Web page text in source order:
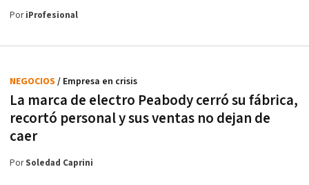
PoriProfesional
La marca de electro Peabody cerró su fábrica,
recortó personal y sus ventas no dejan de
caer
NEGOCIOS / Empresa en crisis
PorSoledad Caprini